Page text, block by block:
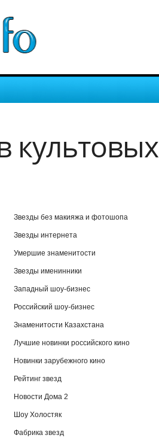
культовых
Звезды без макияжа и фотошопа
Звезды интернета
Умершие знаменитости
Звезды именинники
Западный шоу-бизнес
Российский шоу-бизнес
Знаменитости Казахстана
Лучшие новинки российского кино
Новинки зарубежного кино
Рейтинг звезд
Новости Дома 2
Шоу Холостяк
Фабрика звезд